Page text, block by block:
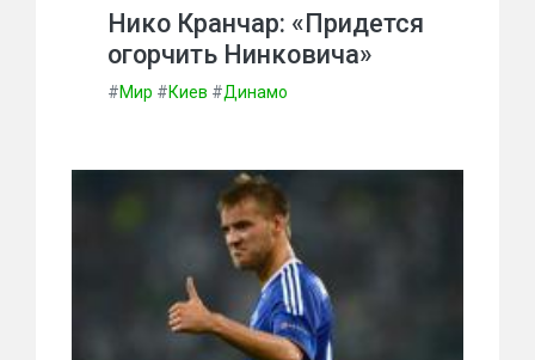
Нико Кранчар: «Придется
огорчить Нинковича»
#Мир #Киев #Динамо